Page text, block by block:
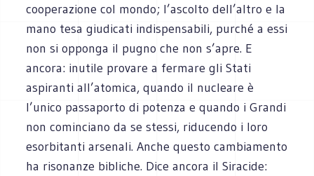
cooperazione col mondo; l’ascolto dell’altro e la
mano tesa giudicati indispensabili, purché a essi
non si opponga il pugno che non s’apre. E
ancora: inutile provare a fermare gli Stati
aspiranti all’atomica, quando il nucleare è
l’unico passaporto di potenza e quando i Grandi
non cominciano da se stessi, riducendo i loro
esorbitanti arsenali. Anche questo cambiamento
ha risonanze bibliche. Dice ancora il Siracide: